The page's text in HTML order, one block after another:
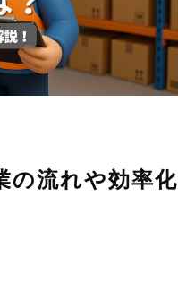
の流れや効率化